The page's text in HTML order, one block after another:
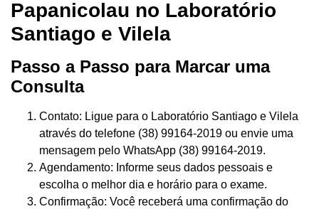
Papanicolau no Laboratório
Santiago e Vilela
Passo a Passo para Marcar uma
Consulta
Contato: Ligue para o Laboratório Santiago e Vilela
através do telefone (38) 99164-2019 ou envie uma
mensagem pelo WhatsApp (38) 99164-2019.
Agendamento: Informe seus dados pessoais e
escolha o melhor dia e horário para o exame.
Confirmação: Você receberá uma confirmação do